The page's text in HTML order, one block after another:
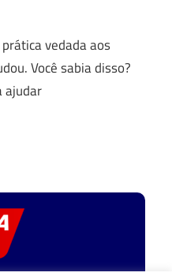
vedada aos
Você sabia disso?
ajudar